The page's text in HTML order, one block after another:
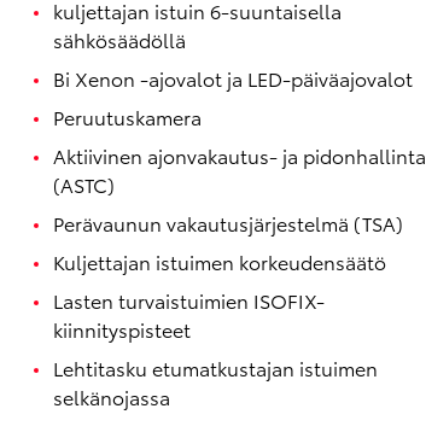
kuljettajan istuin 6-suuntaisella
sähkösäädöllä
Bi Xenon -ajovalot ja LED-päiväajovalot
Peruutuskamera
Aktiivinen ajonvakautus- ja pidonhallinta
(ASTC)
Perävaunun vakautusjärjestelmä (TSA)
Kuljettajan istuimen korkeudensäätö
Lasten turvaistuimien ISOFIX-
kiinnityspisteet
Lehtitasku etumatkustajan istuimen
selkänojassa